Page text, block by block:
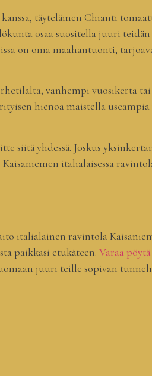
täyteläinen Chianti
osaa suositella juuri teidän
on oma maahantuonti,
vanhempi vuosikerta
hienoa maistella
siitä yhdessä. Joskus
italialaisessa
italialainen ravintola
paikkasi etukäteen. Varaa
juuri teille sopivan